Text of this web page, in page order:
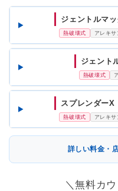
ジェントルマ
熱破壊式 アレキ
ジェント
熱破壊式
スプレンダーX
熱破壊式 アレキ
詳しい料金・
＼無料カ